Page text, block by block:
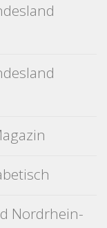
Nordrhein-